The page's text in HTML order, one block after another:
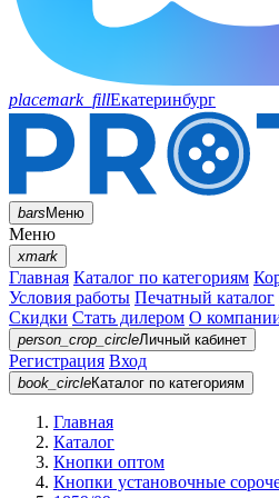
placemark_fillЕкатеринбург
barsМеню
Меню
xmark
Главная Каталог по категориям
Условия работы Печатный каталог
Скидки Стать дилером О
person_crop_circleЛичный кабинет
Регистрация Вход
book_circleКаталог по категориям
Главная
Каталог
Кнопки оптом
Кнопки установочные